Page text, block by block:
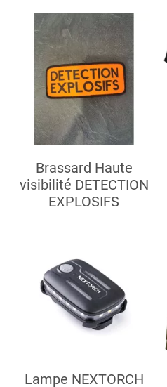
Brassard Haute
visibilité DETECTION
EXPLOSIFS
Lampe NEXTORCH